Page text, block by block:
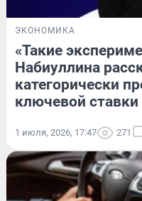
ЭКОНОМИКА
«Такие
Набиуллина
категорически
ключевой ставки
1 июля, 2026, 17:47 271